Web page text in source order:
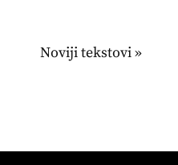
Sledeći unosi »